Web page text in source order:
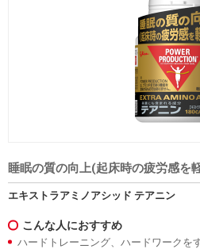
睡眠の質の向上(起床時の疲労感を
エキストラアミノアシッド テアニン
こんな人におすすめ
ハードトレーニング、ハードワークを